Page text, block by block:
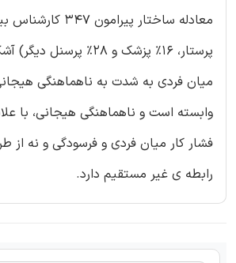
پرستار، 16% پزشک و 28%
میان فردی به شدت به ناهماهنگی
وابسته است و ناهماهنگی هیجانی، با
فشار کار میان فردی و فرسودگی و نه از
رابطه ی غیر مستقیم دارد.